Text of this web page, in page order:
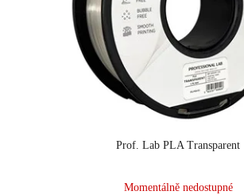
Prof. Lab PLA Transparent
Momentálně nedostupné